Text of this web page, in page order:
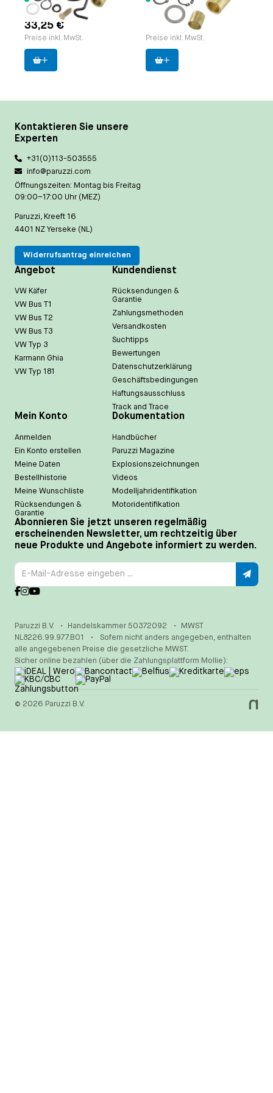
verfügbar
33,25 €
Preise inkl. MwSt.
verfügbar
33,43 €
Preise inkl. MwSt.
Kontaktieren Sie unsere
Experten
+31(0)113-503555
info@paruzzi.com
Öffnungszeiten: Montag bis Freitag
09:00–17:00 Uhr (MEZ)
Paruzzi, Kreeft 16
4401 NZ Yerseke (NL)
Widerrufsantrag einreichen
Angebot
VW Käfer
VW Bus T1
VW Bus T2
VW Bus T3
VW Typ 3
Karmann Ghia
VW Typ 181
Kundendienst
Rücksendungen &
Garantie
Zahlungsmethoden
Versandkosten
Suchtipps
Bewertungen
Datenschutzerklärung
Geschäftsbedingungen
Haftungsausschluss
Track and Trace
Mein Konto
Anmelden
Ein Konto erstellen
Meine Daten
Bestellhistorie
Meine Wunschliste
Rücksendungen &
Garantie
Dokumentation
Handbücher
Paruzzi Magazine
Explosionszeichnungen
Videos
Modelljahridentifikation
Motoridentifikation
Abonnieren Sie jetzt unseren regelmäßig
erscheinenden Newsletter, um rechtzeitig über
neue Produkte und Angebote informiert zu werden.
Paruzzi B.V. • Handelskammer 50372092 •
MWST
NL8226.99.977.B01
•
Sofern nicht anders angegeben, enthalten
alle angegebenen Preise die gesetzliche MWST.
Sicher online bezahlen (über die Zahlungsplattform Mollie):
© 2026 Paruzzi B.V.